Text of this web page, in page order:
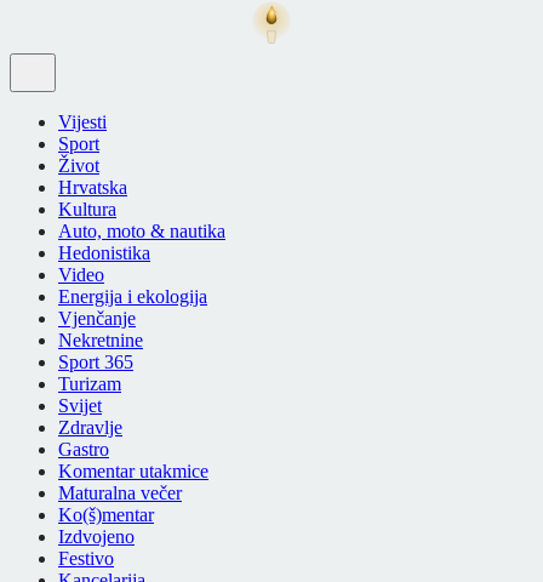
Vijesti
Sport
Život
Hrvatska
Kultura
Auto, moto & nautika
Hedonistika
Video
Energija i ekologija
Vjenčanje
Nekretnine
Sport 365
Turizam
Svijet
Zdravlje
Gastro
Komentar utakmice
Maturalna večer
Ko(š)mentar
Izdvojeno
Festivo